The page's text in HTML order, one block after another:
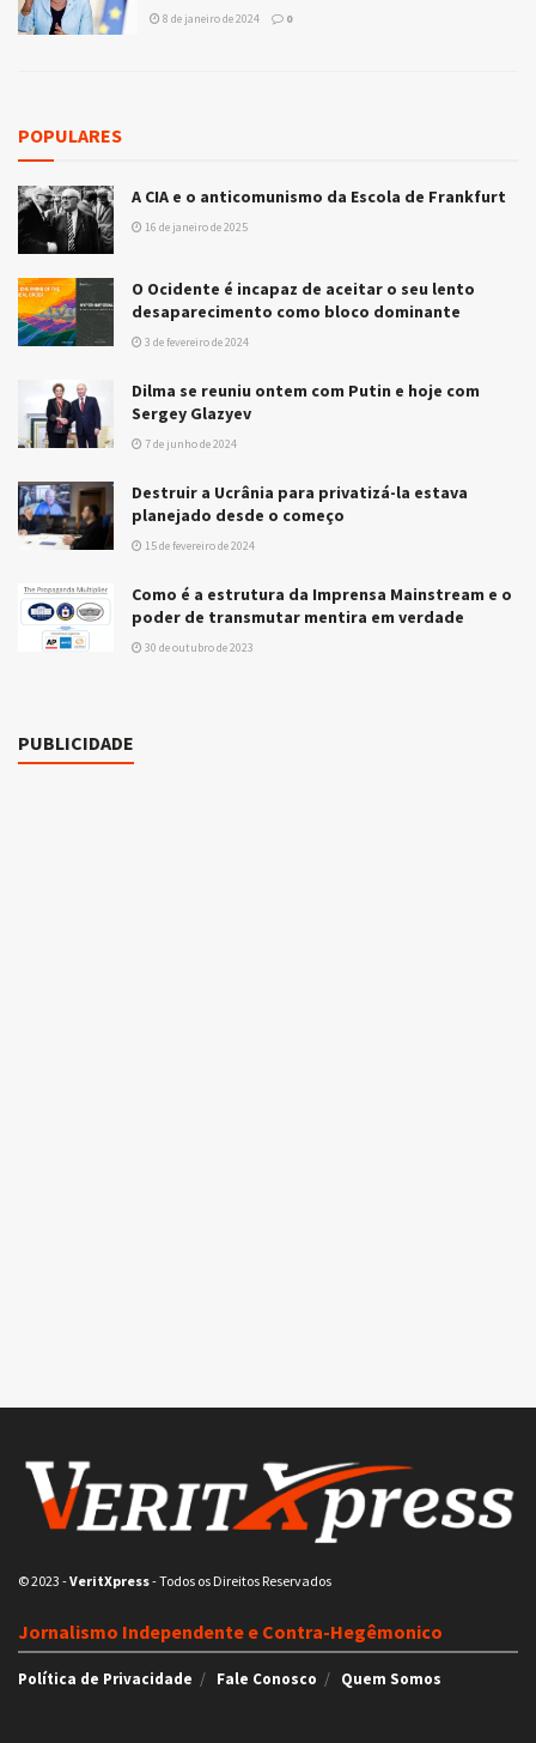
8 de janeiro de 2024 0
POPULARES
A CIA e o anticomunismo da Escola de Frankfurt
16 de janeiro de 2025
O Ocidente é incapaz de aceitar o seu lento
desaparecimento como bloco dominante
3 de fevereiro de 2024
Dilma se reuniu ontem com Putin e hoje com
Sergey Glazyev
7 de junho de 2024
Destruir a Ucrânia para privatizá-la estava
planejado desde o começo
15 de fevereiro de 2024
Como é a estrutura da Imprensa Mainstream e o
poder de transmutar mentira em verdade
30 de outubro de 2023
PUBLICIDADE
© 2023 -VeritXpress- Todos os Direitos Reservados
Jornalismo Independente e Contra-Hegêmonico
Política de Privacidade Fale Conosco Quem Somos